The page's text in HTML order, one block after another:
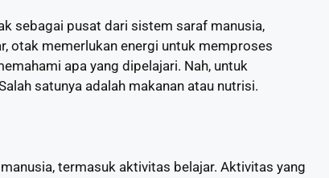
sebagai pusat dari sistem saraf manusia,
otak memerlukan energi untuk memproses
apa yang dipelajari. Nah, untuk
satunya adalah makanan atau nutrisi.
termasuk aktivitas belajar. Aktivitas yang